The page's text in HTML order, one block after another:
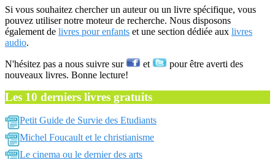
Si vous souhaitez chercher un auteur ou un livre spécifique, vous
pouvez utiliser notre moteur de recherche. Nous disposons
également de livres pour enfants et une section dédiée aux livres
audio.
N'hésitez pas a nous suivre sur et
pour être averti des
nouveaux livres. Bonne lecture!
Les 10 derniers livres gratuits
Petit Guide de Survie des Etudiants
Michel Foucault et le christianisme
Le cinema ou le dernier des arts